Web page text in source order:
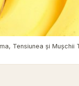
Tensiunea și Mușchii